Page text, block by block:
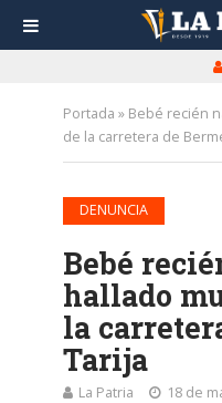
Portada » Bebé recién
de la carretera de
DENUNCIA
Bebé
hallado
la
Tarija
La Patria 18 de